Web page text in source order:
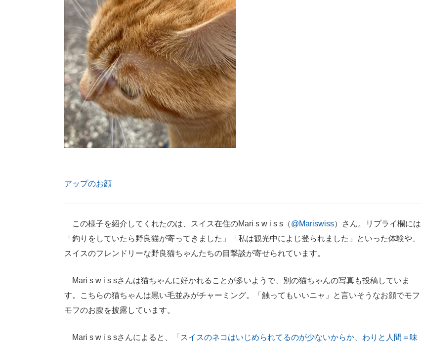
アップのお顔
この様子を紹介してくれたのは、スイス在住のMari s w i s s（@Mariswiss）さん。リプライ欄には
「釣りをしていたら野良猫が寄ってきました」「私は観光中によじ登られました」といった体験や、
スイスのフレンドリーな野良猫ちゃんたちの目撃談が寄せられています。
Mari s w i s sさんは猫ちゃんに好かれることが多いようで、別の猫ちゃんの写真も投稿していま
す。こちらの猫ちゃんは黒い毛並みがチャーミング。「触ってもいいニャ」と言いそうなお顔でモフ
モフのお腹を披露しています。
Mari s w i s sさんによると、「 スイスのネコはいじめられてるのが少ないからか、わりと人間＝味